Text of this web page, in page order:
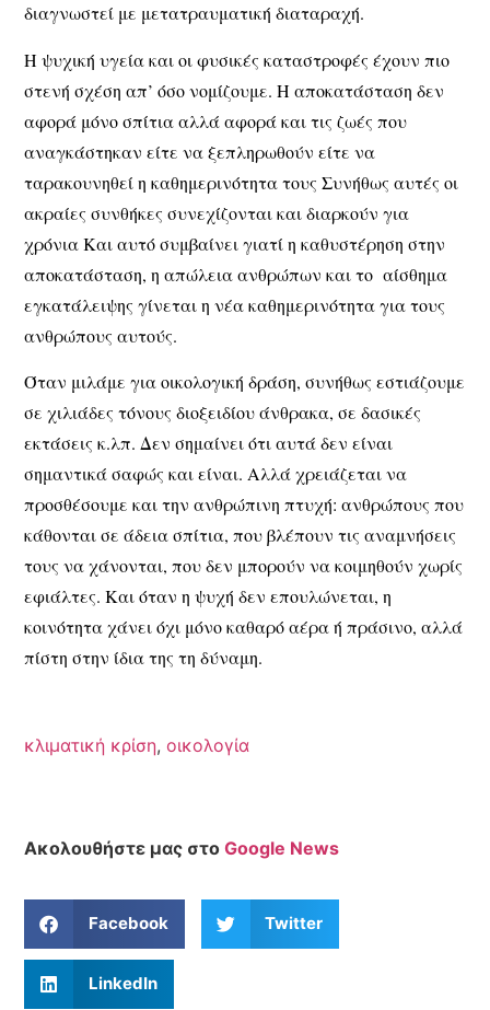
διαγνωστεί με μετατραυματική διαταραχή.
Η ψυχική υγεία και οι φυσικές καταστροφές έχουν πιο
στενή σχέση απ’ όσο νομίζουμε. Η αποκατάσταση δεν
αφορά μόνο σπίτια αλλά αφορά και τις ζωές που
αναγκάστηκαν είτε να ξεπληρωθούν είτε να
ταρακουνηθεί η καθημερινότητα τους Συνήθως αυτές οι
ακραίες συνθήκες συνεχίζονται και διαρκούν για
χρόνια Και αυτό συμβαίνει γιατί η καθυστέρηση στην
αποκατάσταση, η απώλεια ανθρώπων και το αίσθημα
εγκατάλειψης γίνεται η νέα καθημερινότητα για τους
ανθρώπους αυτούς.
Όταν μιλάμε για οικολογική δράση, συνήθως εστιάζουμε
σε χιλιάδες τόνους διοξειδίου άνθρακα, σε δασικές
εκτάσεις κ.λπ. Δεν σημαίνει ότι αυτά δεν είναι
σημαντικά σαφώς και είναι. Αλλά χρειάζεται να
προσθέσουμε και την ανθρώπινη πτυχή: ανθρώπους που
κάθονται σε άδεια σπίτια, που βλέπουν τις αναμνήσεις
τους να χάνονται, που δεν μπορούν να κοιμηθούν χωρίς
εφιάλτες. Και όταν η ψυχή δεν επουλώνεται, η
κοινότητα χάνει όχι μόνο καθαρό αέρα ή πράσινο, αλλά
πίστη στην ίδια της τη δύναμη.
κλιματική κρίση,οικολογία
Ακολουθήστε μας στοGoogle News
Facebook Twitter
LinkedIn